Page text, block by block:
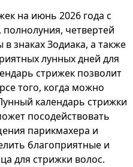
на июнь 2026 года с
четвертей
знаках Зодиака, а также
лунных дней для
стрижек позволит
того, когда можно
календарь стрижки
посодействовать
парикмахера и
благоприятные и
для стрижки волос.